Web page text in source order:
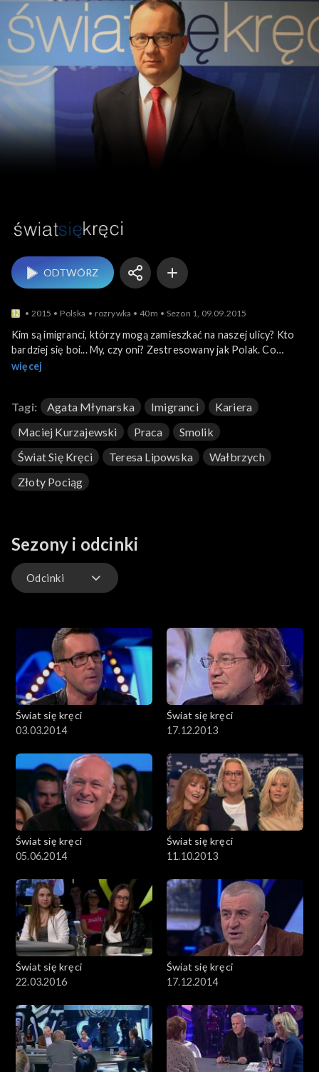
Świat się kręci
ODTWÓRZ
2015 Polska rozrywka 40m Sezon 1, 09.09.2015
Kim są imigranci, którzy mogą zamieszkać na naszej ulicy? Kto
bardziej się boi... My, czy oni? Zestresowany jak Polak. Co
zrobić, żeby praca nie stała katorgą? Złoty pociąg rozpala nasza
Teresa Lipowska. Na scenie muzycznej Smolik i Kev Fox.
więcej
Tagi: Agata Młynarska Imigranci
Kariera
Maciej Kurzajewski
Praca
Smolik
Świat Się Kręci
Teresa Lipowska
Wałbrzych
Złoty Pociąg
Sezony i odcinki
Odcinki
Świat się kręci
03.03.2014
Świat się kręci
17.12.2013
Świat się kręci
05.06.2014
Świat się kręci
11.10.2013
Świat się kręci
22.03.2016
Świat się kręci
17.12.2014